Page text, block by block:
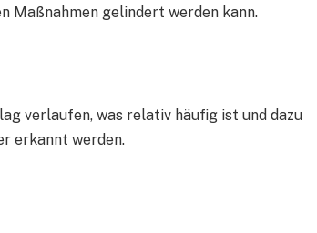
Maßnahmen gelindert werden kann.
verlaufen, was relativ häufig ist und dazu
erkannt werden.